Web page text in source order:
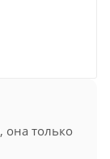
, она только